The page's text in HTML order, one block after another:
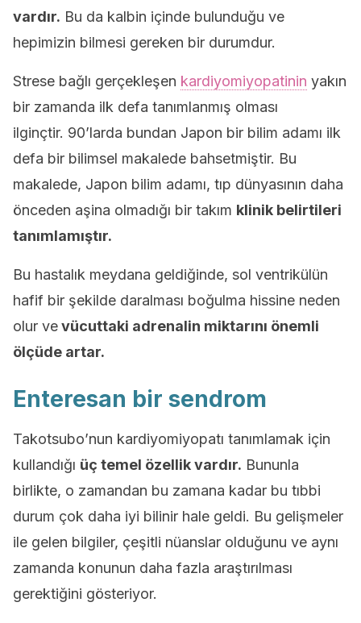
vardır. Bu da kalbin içinde bulunduğu ve
hepimizin bilmesi gereken bir durumdur.
Strese bağlı gerçekleşen kardiyomiyopatinin yakın
bir zamanda ilk defa tanımlanmış olması
ilginçtir. 90’larda bundan Japon bir bilim adamı ilk
defa bir bilimsel makalede bahsetmiştir. Bu
makalede, Japon bilim adamı, tıp dünyasının daha
önceden aşina olmadığı bir takım klinik belirtileri
tanımlamıştır.
Bu hastalık meydana geldiğinde, sol ventrikülün
hafif bir şekilde daralması boğulma hissine neden
olur vevücuttaki adrenalin miktarını önemli
ölçüde artar.
Enteresan bir sendrom
Takotsubo’nun kardiyomiyopatı tanımlamak için
kullandığı üç temel özellik vardır. Bununla
birlikte, o zamandan bu zamana kadar bu tıbbi
durum çok daha iyi bilinir hale geldi. Bu gelişmeler
ile gelen bilgiler, çeşitli nüanslar olduğunu ve aynı
zamanda konunun daha fazla araştırılması
gerektiğini gösteriyor.